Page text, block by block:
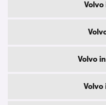
Volvo
Volvo